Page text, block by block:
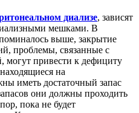
диализе, зависят
мешками. В
выше, закрытие
проблемы, связанные с
могут привести к дефициту
на
иметь достаточный запас
они должны проходить
пока не будет